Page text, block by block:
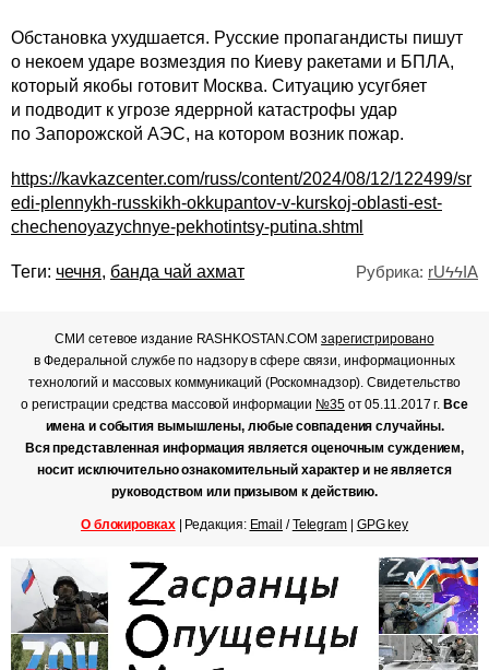
Обстановка ухудшается. Русские пропагандисты пишут
о некоем ударе возмездия по Киеву ракетами и БПЛА,
который якобы готовит Москва. Ситуацию усугбяет
и подводит к угрозе ядеррной катастрофы удар
по Запорожской АЭС, на котором возник пожар.
https://kavkazcenter.com/russ/content/2024/08/12/122499/sr
edi-plennykh-russkikh-okkupantov-v-kurskoj-oblasti-est-
chechenoyazychnye-pekhotintsy-putina.shtml
Теги: чечня, банда чай ахмат Рубрика: rUϟϟIA
СМИ сетевое издание RASHKOSTAN.COMзарегистрировано
в Федеральной службе по надзору в сфере связи, информационных
технологий и массовых коммуникаций (Роскомнадзор). Свидетельство
о регистрации средства массовой информации №35от 05.11.2017 г.Все
имена и события вымышлены, любые совпадения случайны.
Вся представленная информация является оценочным суждением,
носит исключительно ознакомительный характер и не является
руководством или призывом к действию.
О блокировках| Редакция: Email /Telegram| GPG key